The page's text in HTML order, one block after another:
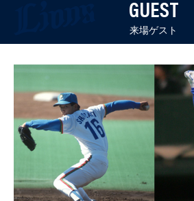
GUEST
来場ゲスト